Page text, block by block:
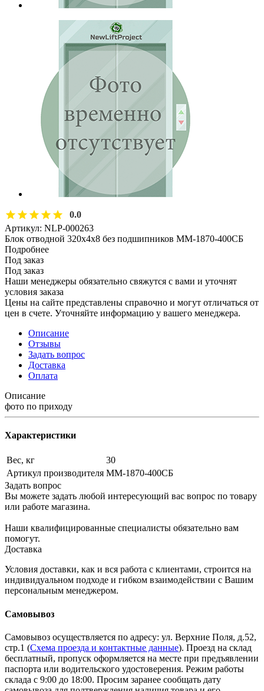
0.0
Артикул: NLP-000263
Блок отводной 320х4х8 без подшипников ММ-1870-400СБ
Подробнее
Под заказ
Под заказ
Наши менеджеры обязательно свяжутся с вами и уточнят
условия заказа
Цены на сайте представлены справочно и могут отличаться от
цен в счете. Уточняйте информацию у вашего менеджера.
Описание
Отзывы
Задать вопрос
Доставка
Оплата
Описание
фото по приходу
Характеристики
Вес, кг
30
Артикул производителя ММ-1870-400СБ
Задать вопрос
Вы можете задать любой интересующий вас вопрос по товару
или работе магазина.
Наши квалифицированные специалисты обязательно вам
помогут.
Доставка
Условия доставки, как и вся работа с клиентами, строится на
индивидуальном подходе и гибком взаимодействии с Вашим
персональным менеджером.
Самовывоз
Самовывоз осуществляется по адресу: ул. Верхние Поля, д.52,
стр.1 (Схема проезда и контактные данные). Проезд на склад
бесплатный, пропуск оформляется на месте при предъявлении
паспорта или водительского удостоверения. Режим работы
склада с 9:00 до 18:00. Просим заранее сообщать дату